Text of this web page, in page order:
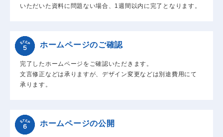
いただいた資料に問題ない場合、1週間以内に完了となります。
ホームページのご確認
完了したホームページをご確認いただきます。
文言修正などは承りますが、デザイン変更などは別途費用にて
承ります。
ホームページの公開